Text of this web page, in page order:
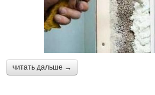
читать дальше →